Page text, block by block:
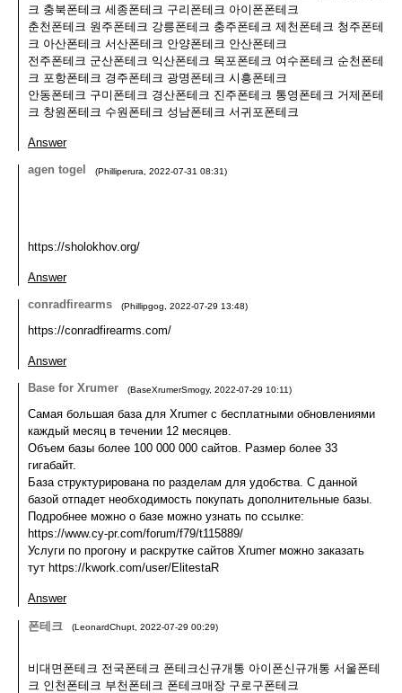
크 충북폰테크 세종폰테크 구리폰테크 아이폰폰테크
춘천폰테크 원주폰테크 강릉폰테크 충주폰테크 제천폰테크 청주폰테
크 아산폰테크 서산폰테크 안양폰테크 안산폰테크
전주폰테크 군산폰테크 익산폰테크 목포폰테크 여수폰테크 순천폰테
크 포항폰테크 경주폰테크 광명폰테크 시흥폰테크
안동폰테크 구미폰테크 경산폰테크 진주폰테크 통영폰테크 거제폰테
크 창원폰테크 수원폰테크 성남폰테크 서귀포폰테크
Answer
agen togel
(Philliperura 2022-07-31 08:31)
https://sholokhov.org/
Answer
conradfirearms
(Phillipgog 2022-07-29 13:48)
https://conradfirearms.com/
Answer
Base for Xrumer
(BaseXrumerSmogy, 2022-07-29 10:11)
Самая большая база для Xrumer с бесплатными обновлениями
каждый месяц в течении 12 месяцев.
Объем базы более 100 000 000 сайтов. Размер более 33
гигабайт.
База структурирована по разделам для удобства. С данной
базой отпадет необходимость покупать дополнительные базы.
Подробнее можно о базе можно узнать по ссылке:
https://www.cy-pr.com/forum/f79/t115889/
Услуги по прогону и раскрутке сайтов Xrumer можно заказать
тут https://kwork.com/user/ElitestaR
Answer
폰테크 (LeonardChupt 2022-07-29 00:29)
비대면폰테크 전국폰테크 폰테크신규개통 아이폰신규개통 서울폰테
크 인천폰테크 부천폰테크 폰테크매장 구로구폰테크